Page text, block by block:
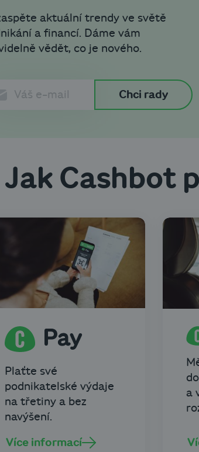
aktuální trendy ve světě
a financí. Dáme vám
vědět, co je nového.
Chci rady
Jak Cashbot
Plaťte své
podnikatelské výdaje
na třetiny a bez
navýšení.
Více informací
a